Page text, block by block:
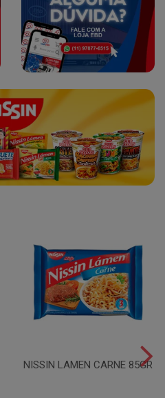
NISSIN LAMEN CARNE 85GR